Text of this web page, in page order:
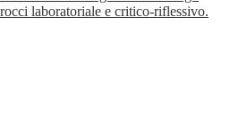
laboratoriale e critico-riflessivo.